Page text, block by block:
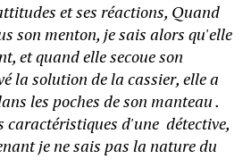
et ses réactions, Quand
son menton, je sais alors qu'elle
et quand elle secoue son
la solution de la cassier, elle a
les poches de son manteau .
caractéristiques d'une  détective,
je ne sais pas la nature du